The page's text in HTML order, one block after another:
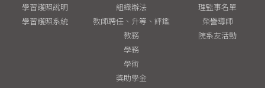
學習護照說明
學習護照系統
組織辦法
教師聘任、升等、評鑑
教務
學務
學術
獎助學金
理監事名單
榮譽導師
院系友活動